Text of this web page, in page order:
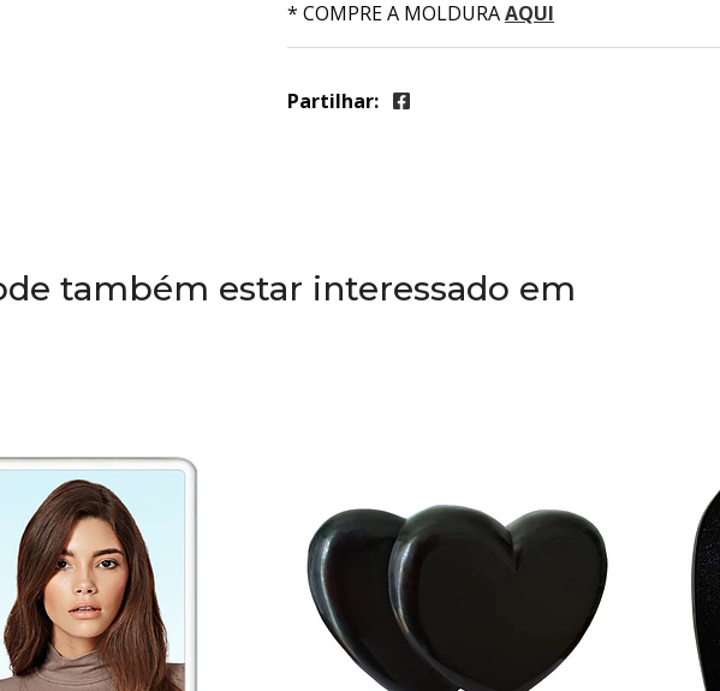
* COMPRE A MOLDURAAQUI
Partilhar:
também estar interessado em